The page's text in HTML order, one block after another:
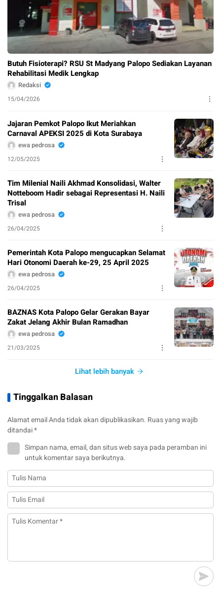
Butuh Fisioterapi? RSU St Madyang Palopo Sediakan Layanan
Rehabilitasi Medik Lengkap
Redaksi
15/04/2026
Jajaran Pemkot Palopo Ikut Meriahkan
Carnaval APEKSI 2025 di Kota Surabaya
ewa pedrosa
12/05/2025
Tim Milenial Naili Akhmad Konsolidasi, Walter
Notteboom Hadir sebagai Representasi H. Naili
Trisal
ewa pedrosa
26/04/2025
Pemerintah Kota Palopo mengucapkan Selamat
Hari Otonomi Daerah ke-29, 25 April 2025
ewa pedrosa
26/04/2025
BAZNAS Kota Palopo Gelar Gerakan Bayar
Zakat Jelang Akhir Bulan Ramadhan
ewa pedrosa
21/03/2025
Lihat lebih banyak
Tinggalkan Balasan
Alamat email Anda tidak akan dipublikasikan. Ruas yang wajib
ditandai*
Simpan nama, email, dan situs web saya pada peramban ini
untuk komentar saya berikutnya.